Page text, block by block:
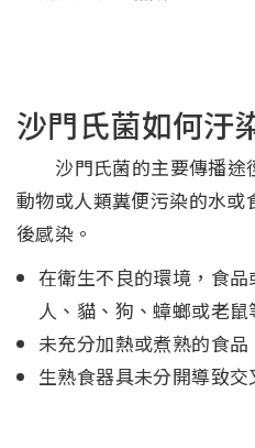
沙門氏菌如何汙
沙門氏菌的主要傳播途
動物或人類糞便污染的水
後感染。
在衛生不良的環境，食品
人、貓、狗、蟑螂或老
未充分加熱或煮熟的食品
生熟食器具未分開導致交